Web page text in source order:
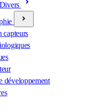
capteurs
développement